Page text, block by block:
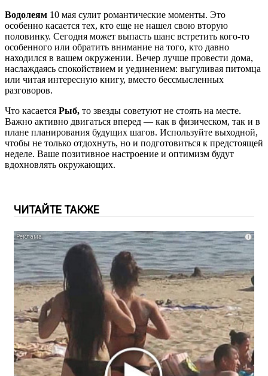
Водолеям 10 мая сулит романтические моменты. Это
особенно касается тех, кто еще не нашел свою вторую
половинку. Сегодня может выпасть шанс встретить кого-то
особенного или обратить внимание на того, кто давно
находился в вашем окружении. Вечер лучше провести дома,
наслаждаясь спокойствием и уединением: выгуливая питомца
или читая интересную книгу, вместо бессмысленных
разговоров.
Что касается Рыб, то звезды советуют не стоять на месте.
Важно активно двигаться вперед — как в физическом, так и в
плане планирования будущих шагов. Используйте выходной,
чтобы не только отдохнуть, но и подготовиться к предстоящей
неделе. Ваше позитивное настроение и оптимизм будут
вдохновлять окружающих.
ЧИТАЙТЕ ТАКЖЕ
i